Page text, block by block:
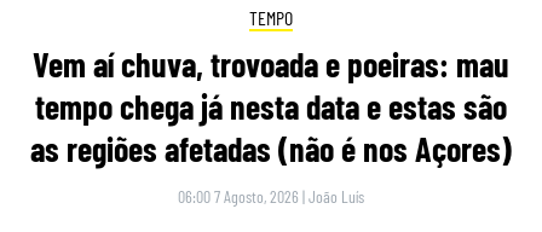
TEMPO
Vem aí chuva, trovoada e poeiras: mau
tempo chega já nesta data e estas são
as regiões afetadas (não é nos Açores)
06:00 7 Agosto, 2026 |João Luís